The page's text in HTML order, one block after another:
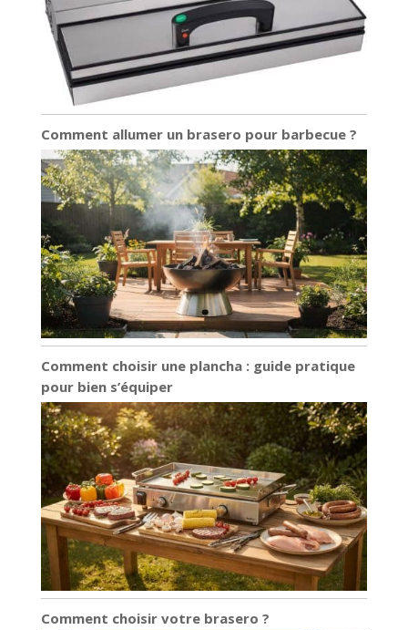
Comment allumer un brasero pour barbecue ?
Comment choisir une plancha : guide pratique
pour bien s’équiper
Comment choisir votre brasero ?